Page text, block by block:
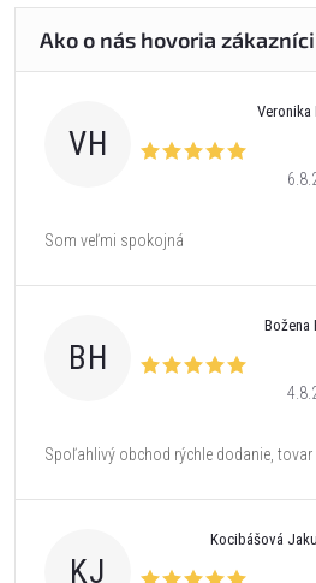
VH
Veronika
Som veľmi spokojná
BH
Božena
Spoľahlivý obchod rýchle dodanie, tovar
KJ
Kocibášová